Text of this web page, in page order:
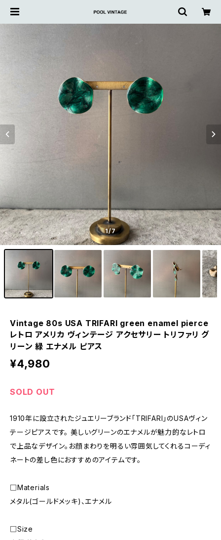
1/7
Vintage 80s USA TRIFARI green enamel pierce
レトロ アメリカ ヴィンテージ アクセサリー トリファリ グ
リーン 緑 エナメル ピアス
¥4,980
SOLD OUT
1910年に設立されたジュエリーブランド「TRIFARI」のUSAヴィン
テージピアスです。 美しいグリーンのエナメルが魅力的なレトロ
で上品なデザイン。お顔まわりを明るい雰囲気してくれるコーディ
ネートの差し色におすすめのアイテムです。
□Materials
メタル(ゴールドメッキ)、エナメル
□Size